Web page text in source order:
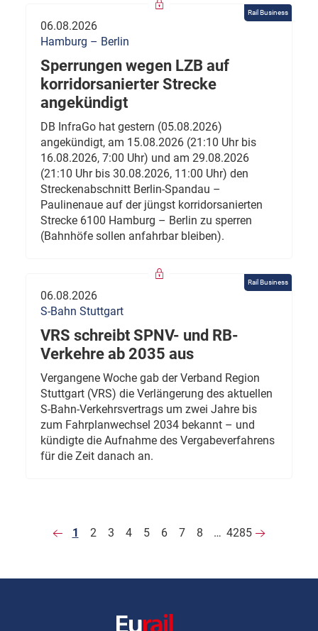
Rail Business
06.08.2026
Hamburg – Berlin
Sperrungen wegen LZB auf
korridorsanierter Strecke
angekündigt
DB InfraGo hat gestern (05.08.2026)
angekündigt, am 15.08.2026 (21:10 Uhr bis
16.08.2026, 7:00 Uhr) und am 29.08.2026
(21:10 Uhr bis 30.08.2026, 11:00 Uhr) den
Streckenabschnitt Berlin-Spandau –
Paulinenaue auf der jüngst korridorsanierten
Strecke 6100 Hamburg – Berlin zu sperren
(Bahnhöfe sollen anfahrbar bleiben).
Rail Business
06.08.2026
S-Bahn Stuttgart
VRS schreibt SPNV- und RB-
Verkehre ab 2035 aus
Vergangene Woche gab der Verband Region
Stuttgart (VRS) die Verlängerung des aktuellen
S-Bahn-Verkehrsvertrags um zwei Jahre bis
zum Fahrplanwechsel 2034 bekannt – und
kündigte die Aufnahme des Vergabeverfahrens
für die Zeit danach an.
1 2 3 4 5 6 7 8 … 4285